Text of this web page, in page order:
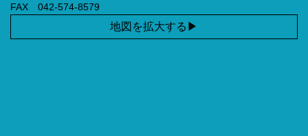
FAX 042-574-8579
地図を拡大する